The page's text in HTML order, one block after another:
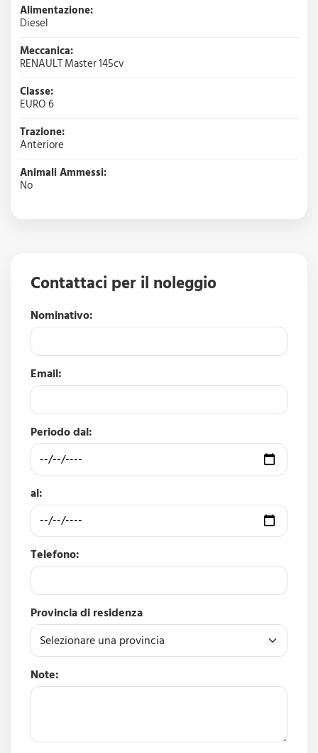
Alimentazione:
Diesel
Meccanica:
RENAULT Master 145cv
Classe:
EURO 6
Trazione:
Anteriore
Animali Ammessi:
No
Contattaci per il noleggio
Nominativo:
Email:
Periodo dal:
al:
Telefono:
Provincia di residenza
Note: